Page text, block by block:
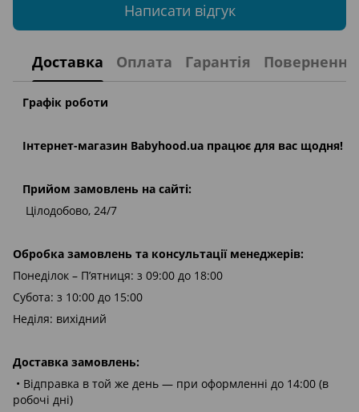
Написати відгук
Доставка Оплата Гарантія Повернення
Графік роботи
Інтернет-магазин Babyhood.ua працює для вас щодня!
Прийом замовлень на сайті:
Цілодобово, 24/7
Обробка замовлень та консультації менеджерів:
Понеділок – П’ятниця: з 09:00 до 18:00
Субота: з 10:00 до 15:00
Неділя: вихідний
Доставка замовлень:
• Відправка в той же день — при оформленні до 14:00 (в
робочі дні)